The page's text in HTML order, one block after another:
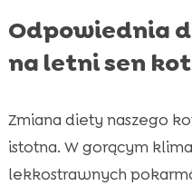
Odpowiednia
na letni sen
Zmiana diety naszego
istotna. W gorącym
lekkostrawnych